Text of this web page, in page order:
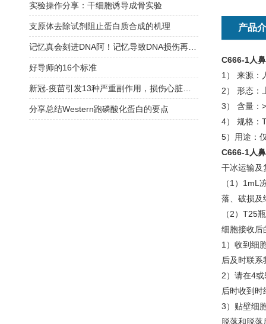
产品
C666-1人
1） 来源：
2） 形态
3） 含量：
4） 规格：
5）用途：
C666-1人
干冰运输及
（1）1mL
落、破损及
（2）T25
细胞接收后
1）收到细
后及时联系
2）请在4
后时收到时
3）贴壁细
脱落和脱落
实验操作分享：干细胞诱导成骨实验
支原体去除试剂阻止蛋白质合成的机理
好导师的16个标准
分享总结Western跑磷酸化蛋白的要点